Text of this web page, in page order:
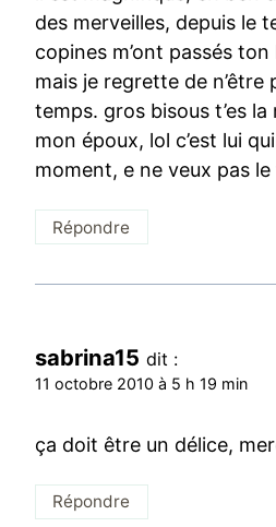
des merveilles, depuis le
copines m’ont passés
mais je regrette de n’être
temps. gros bisous t’es
mon époux, lol c’est lui
moment, e ne veux pas
Répondre
sabrina15 dit :
11 octobre 2010 à 5 h 19 min
ça doit être un délice,
Répondre